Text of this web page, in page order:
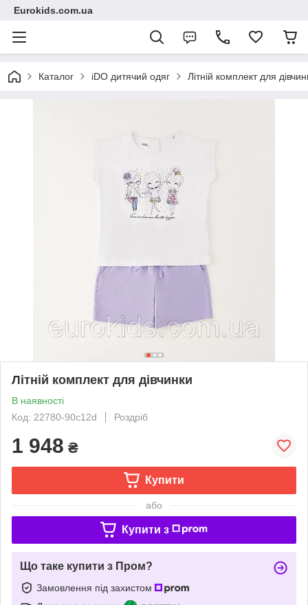
Eurokids.com.ua
Каталог iDO дитячий одяг Літній комплект для
Літній комплект для дівчинки
В наявності
Код: 22780-90c12d
Роздріб
1 948 ₴
Купити
або
Купити з
Що таке купити з Пром?
Замовлення під захистом